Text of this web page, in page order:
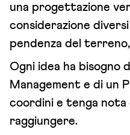
una progettazione
considerazione
pendenza del terreno,
Ogni idea ha bisogno
Management e di un
coordini e tenga
raggiungere.